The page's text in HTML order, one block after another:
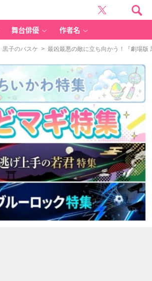
舞台俳優 作者名
黒子のバスケ > 最凶最悪の敵に立ち向かう！『劇場版